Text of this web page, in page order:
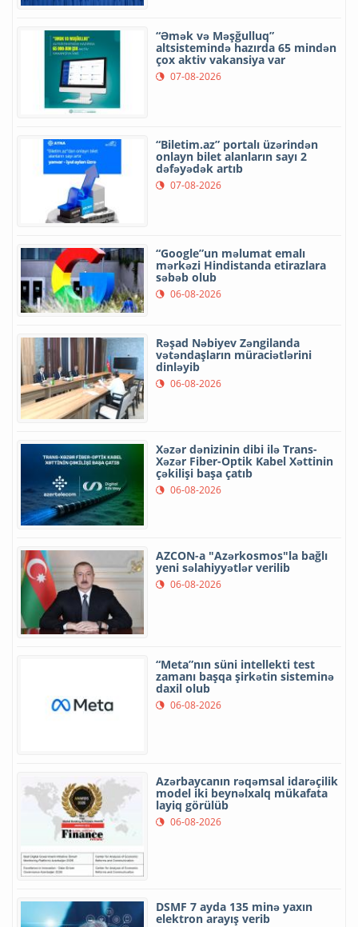
“Əmək və Məşğulluq”
altsistemində hazırda 65 mindən
çox aktiv vakansiya var
07-08-2026
“Biletim.az” portalı üzərindən
onlayn bilet alanların sayı 2
dəfəyədək artıb
07-08-2026
“Google”un məlumat emalı
mərkəzi Hindistanda etirazlara
səbəb olub
06-08-2026
Rəşad Nəbiyev Zəngilanda
vətəndaşların müraciətlərini
dinləyib
06-08-2026
Xəzər dənizinin dibi ilə Trans-
Xəzər Fiber-Optik Kabel Xəttinin
çəkilişi başa çatıb
06-08-2026
AZCON-a "Azərkosmos"la bağlı
yeni səlahiyyətlər verilib
06-08-2026
“Meta”nın süni intellekti test
zamanı başqa şirkətin sisteminə
daxil olub
06-08-2026
Azərbaycanın rəqəmsal idarəçilik
model iki beynəlxalq mükafata
layiq görülüb
06-08-2026
DSMF 7 ayda 135 minə yaxın
elektron arayış verib